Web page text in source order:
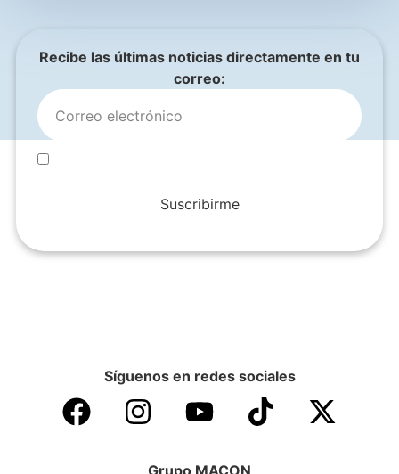
Recibe las últimas noticias directamente en tu
correo:
Suscribirme
Síguenos en redes sociales
Grupo MACON